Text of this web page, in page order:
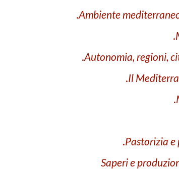
Ambiente
Autonomia, regioni,
Il
Pastorizia e
Saperi e